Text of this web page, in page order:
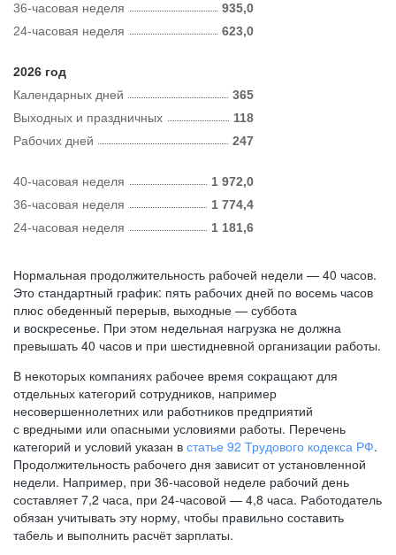
36-часовая неделя
935,0
24-часовая неделя
623,0
2026 год
Календарных дней
365
Рабочих дней 247
Выходных и праздничных 118
40-часовая неделя
1 972,0
36-часовая неделя
1 774,4
24-часовая неделя
1 181,6
Нормальная продолжительность рабочей недели — 40 часов.
Это стандартный график: пять рабочих дней по восемь часов
плюс обеденный перерыв, выходные — суббота
и воскресенье. При этом недельная нагрузка не должна
превышать 40 часов и при шестидневной организации работы.
В некоторых компаниях рабочее время сокращают для
отдельных категорий сотрудников, например
несовершеннолетних или работников предприятий
с вредными или опасными условиями работы. Перечень
категорий и условий указан в статье 92 Трудового кодекса РФ.
Продолжительность рабочего дня зависит от установленной
недели. Например, при 36-часовой неделе рабочий день
составляет 7,2 часа, при 24-часовой — 4,8 часа. Работодатель
обязан учитывать эту норму, чтобы правильно составить
табель и выполнить расчёт зарплаты.